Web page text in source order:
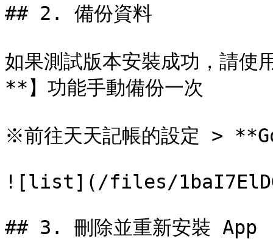
## 2. 備份資料
如果測試版本安裝成功，請
**】功能手動備份一次
※前往天天記帳的設定 >
![list](/files/
## 3. 刪除並重新安裝 App